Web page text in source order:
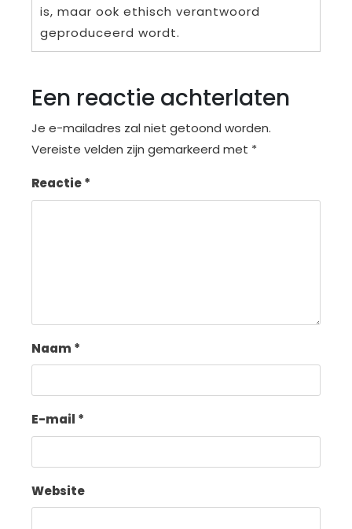
is, maar ook ethisch verantwoord
geproduceerd wordt.
Een reactie achterlaten
Je e-mailadres zal niet getoond worden.
Vereiste velden zijn gemarkeerd met *
Reactie*
Naam *
E-mail *
Website